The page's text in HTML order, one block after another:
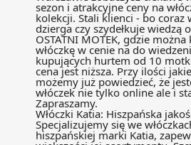
sezon i atrakcyjne ceny na
kolekcji. Stali klienci - bo coraz
dzierga czy szydełkuje wiedzą
OSTATNI MOTEK, gdzie
włóczkę w cenie na do
kupujących hurtem od 10
cena jest niższa. Przy ilości
możemy już powiedzieć, że
włóczek nie tylko online ale i
Zapraszamy.
Włóczki Katia: Hiszpańska
Specjalizujemy się we
hiszpańskiej marki Katia,